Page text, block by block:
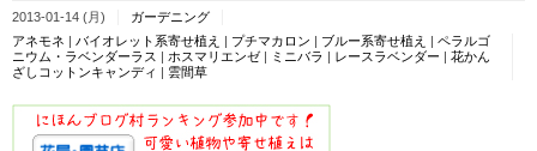
2013-01-14 (月)
ガーデニング
アネモネ | バイオレット系寄せ植え | プチマカロン | ブルー系寄せ植え | ペラルゴ
ニウム・ラベンダーラス | ホスマリエンゼ | ミニバラ | レースラベンダー | 花かん
ざしコットンキャンディ | 雲間草